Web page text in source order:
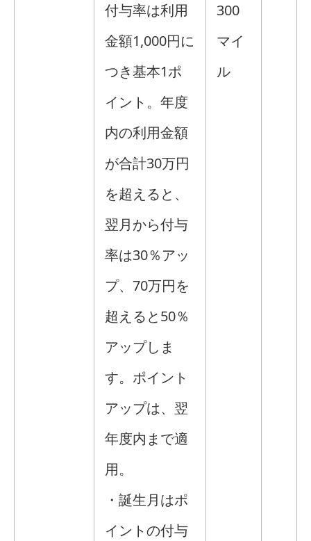
付与率は利用
金額1,000円に
つき基本1ポ
イント。年度
内の利用金額
が合計30万円
を超えると、
翌月から付与
率は30％アッ
プ、70万円を
超えると50％
アップしま
す。ポイント
アップは、翌
年度内まで適
用。
・誕生月はポ
イントの付与
300
マイ
ル